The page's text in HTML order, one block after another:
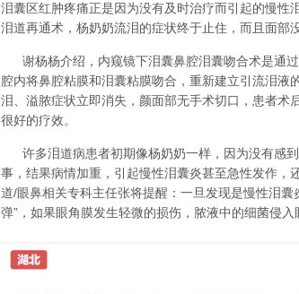
泪囊区红肿疼痛正是因为没有及时治疗而引起的慢
泪道再通术，杨奶奶流泪的症状终于止住，而且面部
谢杨杨介绍，内窥镜下泪囊鼻腔泪囊吻合术是通
腔内将鼻腔粘膜和泪囊粘膜吻合，重新建立引流泪
泪、溢脓症状立即消失，颜面部无手术切口，患者
很好的疗效。
许多泪道病患者初期像杨奶奶一样，因为没有感
事，结果病情加重，引起慢性泪囊炎甚至急性发作，
道/眼鼻相关专科主任张将提醒：一旦发现是慢性泪
弹”，如果眼角膜发生轻微的损伤，脓液中的细菌侵入